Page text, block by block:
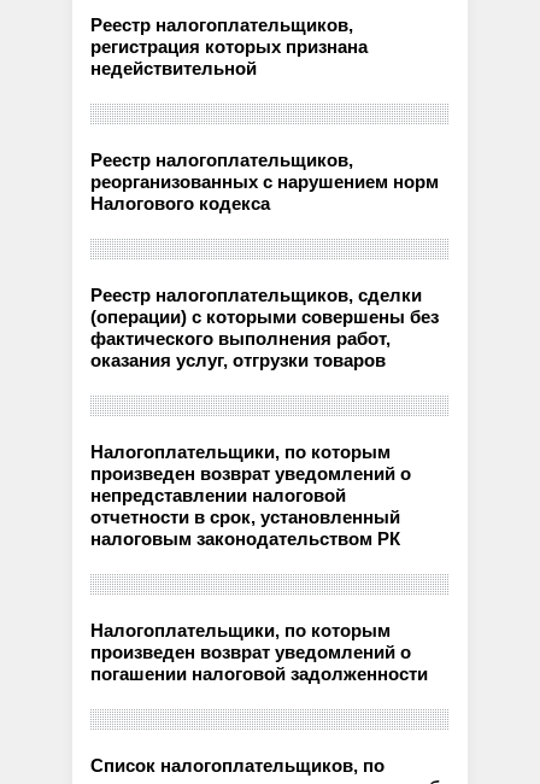
Реестр налогоплательщиков,
регистрация которых признана
недействительной
Реестр налогоплательщиков,
реорганизованных с нарушением норм
Налогового кодекса
Реестр налогоплательщиков, сделки
(операции) с которыми совершены без
фактического выполнения работ,
оказания услуг, отгрузки товаров
Налогоплательщики, по которым
произведен возврат уведомлений о
непредставлении налоговой
отчетности в срок, установленный
налоговым законодательством РК
Налогоплательщики, по которым
произведен возврат уведомлений о
погашении налоговой задолженности
Список налогоплательщиков, по